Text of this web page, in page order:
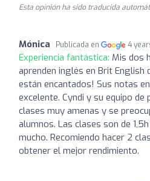
Esta opinión ha sido traducida
Mónica Publicada en 4
Experiencia fantástica: Mis dos
aprenden inglés en Brit English
están encantados! Sus notas
excelente. Cyndi y su equipo
clases muy amenas y se
alumnos. Las clases son de
mucho. Recomiendo hacer 2
obtener el mejor rendimiento.